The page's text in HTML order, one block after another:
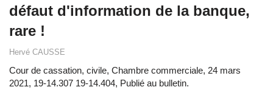
défaut d'information de la banque,
rare !
Hervé CAUSSE
Cour de cassation, civile, Chambre commerciale, 24 mars
2021, 19-14.307 19-14.404, Publié au bulletin.